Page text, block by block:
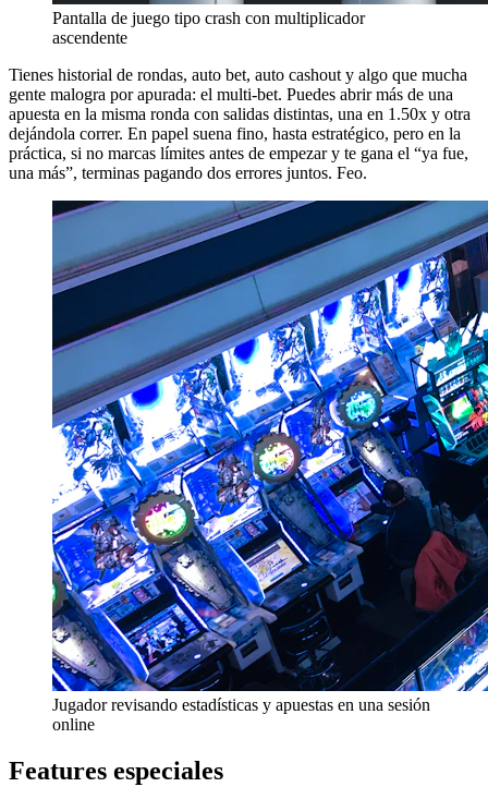
Pantalla de juego tipo crash con multiplicador
ascendente
Tienes historial de rondas, auto bet, auto cashout y algo que mucha
gente malogra por apurada: el multi-bet. Puedes abrir más de una
apuesta en la misma ronda con salidas distintas, una en 1.50x y otra
dejándola correr. En papel suena fino, hasta estratégico, pero en la
práctica, si no marcas límites antes de empezar y te gana el “ya fue,
una más”, terminas pagando dos errores juntos. Feo.
Jugador revisando estadísticas y apuestas en una sesión
online
Features especiales